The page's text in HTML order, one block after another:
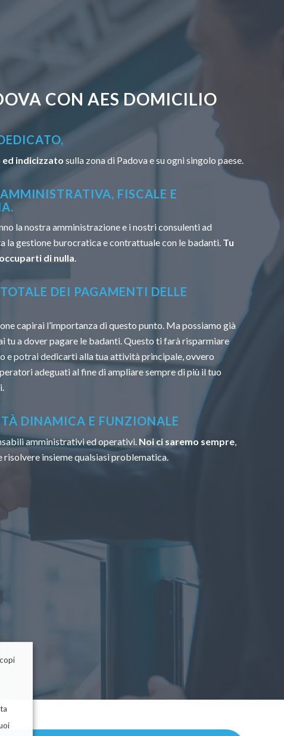
CON AES DOMICILIO
indicizzato sulla zona di Padova e su ogni singolo paese.
FISCALE E
la nostra amministrazione e i nostri consulenti ad
la gestione burocratica e contrattuale con le badanti. Tu
di nulla.
DEI PAGAMENTI DELLE
capirai l’importanza di questo punto. Ma possiamo già
tu a dover pagare le badanti. Questo ti farà risparmiare
e potrai dedicarti alla tua attività principale, ovvero
adeguati al fine di ampliare sempre di più il tuo
DINAMICA E FUNZIONALE
amministrativi ed operativi. Noi ci saremo sempre
insieme qualsiasi problematica.